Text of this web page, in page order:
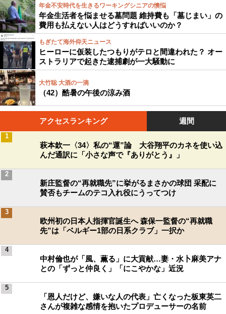
年金不安時代を生きるワーキングシニアの懊悩
年金生活者を悩ませる墓問題 維持費も「墓じまい」の
費用も払えない人はどうすればいいのか？
もぎたて海外仰天ニュース
ヒーローに仮装したつもりがテロと間違われた？ オー
ストラリアで起きた逮捕劇が一大騒動に
大竹聡 大酒の一滴
（42）酷暑の午後の涼み酒
アクセスランキング 週間
萩本欽一〈34〉私の“運”論 大谷翔平のカネを使い込
んだ通訳に「小さな声で『ありがとう』」
1
新庄監督の“再就職先”に挙がるまさかの球団 采配に
賛否もチームのテコ入れ役にうってつけ
2
欧州初の日本人指揮官誕生へ 森保一監督の“再就職
先”は「ベルギー1部の日系クラブ」一択か
3
中村倫也が「風、薫る」に大貢献…妻・水卜麻美アナ
との「ずっと仲良く」「にこやかな」近況
4
「恩人だけど、嫌いな人の代表」亡くなった板東英二
さんが複雑な感情を抱いたプロデューサーの名前
5